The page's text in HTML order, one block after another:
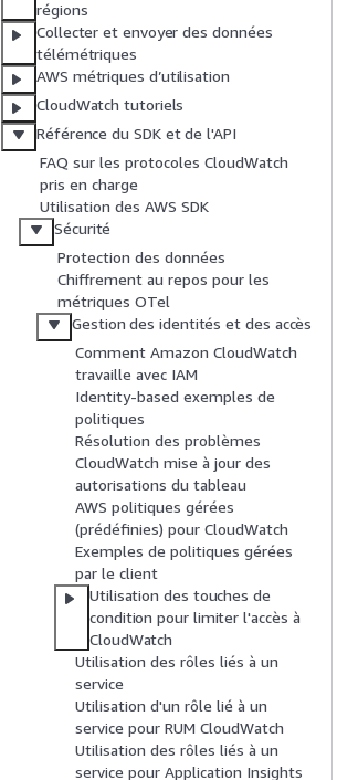
régions
Collecter et envoyer des données
télémétriques
AWS métriques d’utilisation
CloudWatch tutoriels
Référence du SDK et de l'API
FAQ sur les protocoles CloudWatch
pris en charge
Utilisation des AWS SDK
Sécurité
Protection des données
Chiffrement au repos pour les
métriques OTel
Gestion des identités et des accès
Comment Amazon CloudWatch
travaille avec IAM
Identity-based exemples de
politiques
Résolution des problèmes
CloudWatch mise à jour des
autorisations du tableau
AWS politiques gérées
(prédéfinies) pour CloudWatch
Exemples de politiques gérées
par le client
Utilisation des touches de
condition pour limiter l'accès à
CloudWatch
Utilisation des rôles liés à un
service
Utilisation d'un rôle lié à un
service pour RUM CloudWatch
Utilisation des rôles liés à un
service pour Application Insights